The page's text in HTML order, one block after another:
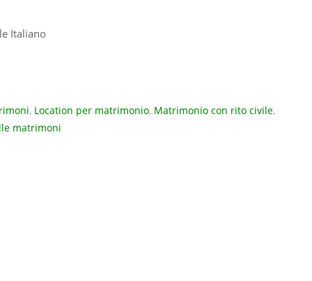
, Location per matrimonio, Matrimonio con rito civile,
matrimoni